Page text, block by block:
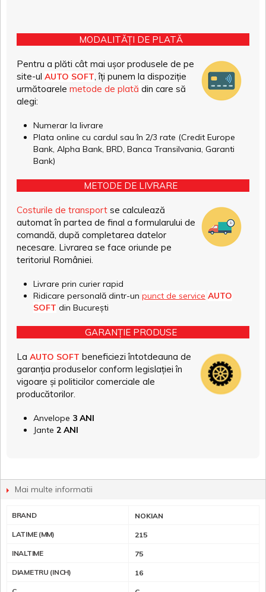
MODALITĂȚI DE PLATĂ
Pentru a plăti cât mai ușor produsele de pe
site-ul AUTO SOFT, îți punem la dispoziție
următoarele metode de plată din care să
alegi:
Numerar la livrare
Plata online cu cardul sau în 2/3 rate (Credit Europe
Bank, Alpha Bank, BRD, Banca Transilvania, Garanti
Bank)
METODE DE LIVRARE
Costurile de transport se calculează
automat în partea de final a formularului de
comandă, după completarea datelor
necesare. Livrarea se face oriunde pe
teritoriul României.
Livrare prin curier rapid
Ridicare personală dintr-un punct de service AUTO
SOFT din București
GARANȚIE PRODUSE
La AUTO SOFT beneficiezi întotdeauna de
garanția produselor conform legislației în
vigoare și politicilor comerciale ale
producătorilor.
Anvelope 3 ANI
Jante 2 ANI
Mai multe informatii
BRAND NOKIAN
LATIME (MM) 215
INALTIME 75
DIAMETRU (INCH) 16